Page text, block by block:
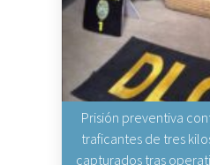
Prisión preventiva
traficantes de tres
capturados tras